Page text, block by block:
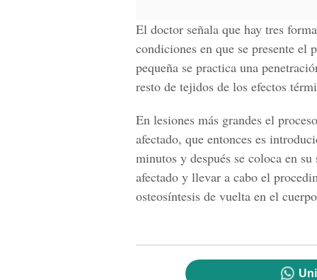
El doctor señala que hay tres
condiciones en que se presente el
pequeña se practica una
resto de tejidos de los efectos
En lesiones más grandes el
afectado, que entonces es
minutos y después se coloca en
afectado y llevar a cabo el
osteosíntesis de vuelta en el